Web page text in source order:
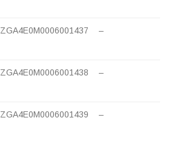
ZGA4E0M0006001437 –
ZGA4E0M0006001438 –
ZGA4E0M0006001439 –